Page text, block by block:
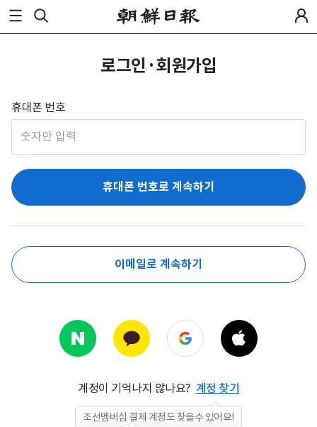
로그인·회원가입
휴대폰 번호
휴대폰 번호로 계속하기
이메일로 계속하기
계정이 기억나지 않나요? 계정 찾기
조선멤버십 결제 계정도 찾을수 있어요!